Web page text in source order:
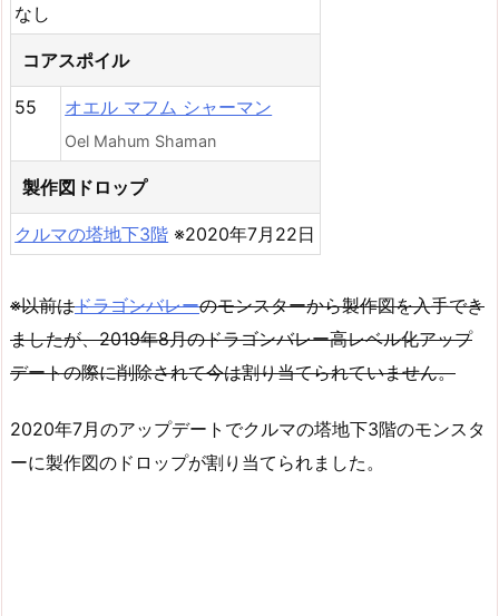
なし
コアスポイル
55 オエル マフム シャーマン
Oel Mahum Shaman
製作図ドロップ
クルマの塔地下3階 ※2020年7月22日
※以前はドラゴンバレーのモンスターから製作図を入手でき
ましたが、2019年8月のドラゴンバレー高レベル化アップ
デートの際に削除されて今は割り当てられていません。
2020年7月のアップデートでクルマの塔地下3階のモンスタ
ーに製作図のドロップが割り当てられました。